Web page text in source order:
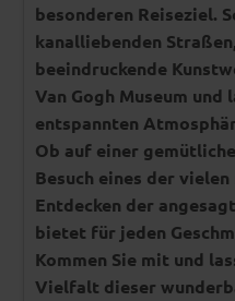
besonderen Reiseziel.
kanalliebenden
beeindruckende
Van Gogh Museum und
entspannten
Ob auf einer
Besuch eines der
Entdecken der
bietet für jeden
Kommen Sie mit und
Vielfalt dieser